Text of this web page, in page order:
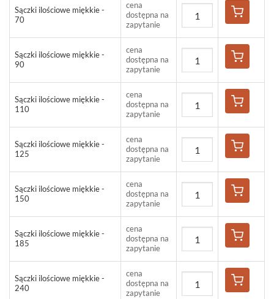
Sączki ilościowe miękkie -
70
cena
dostępna na
zapytanie
Sączki ilościowe miękkie -
90
cena
dostępna na
zapytanie
Sączki ilościowe miękkie -
110
cena
dostępna na
zapytanie
Sączki ilościowe miękkie -
125
cena
dostępna na
zapytanie
Sączki ilościowe miękkie -
150
cena
dostępna na
zapytanie
Sączki ilościowe miękkie -
185
cena
dostępna na
zapytanie
Sączki ilościowe miękkie -
240
cena
dostępna na
zapytanie